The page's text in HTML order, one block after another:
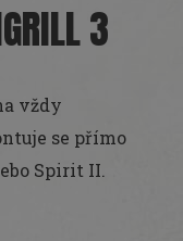
3
vždy
se přímo
Spirit II.